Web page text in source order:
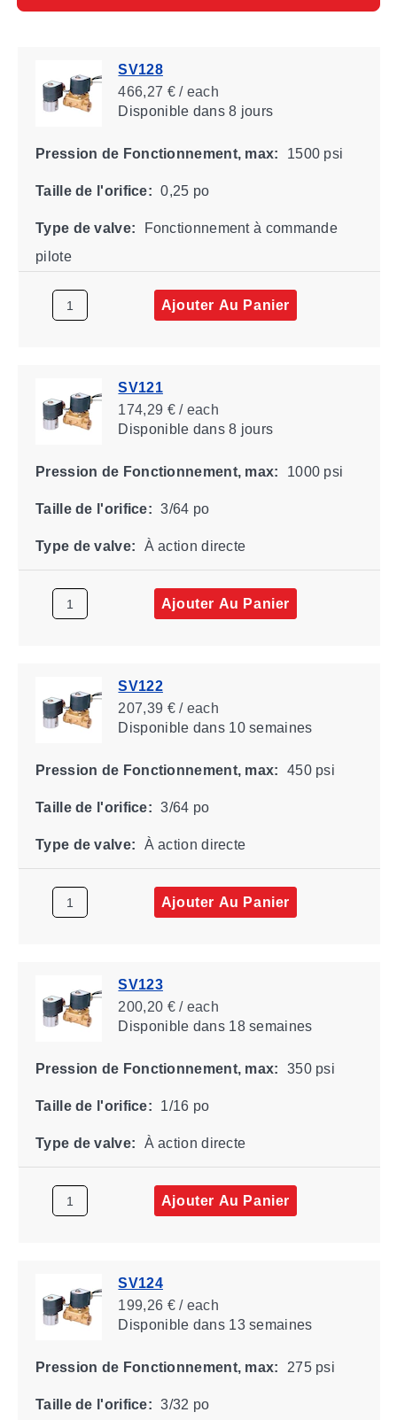
SV128
466,27 € / each
Disponibledans 8 jours
Pression de Fonctionnement, max: 1500 psi
Taille de l'orifice: 0,25 po
Type de valve:
Fonctionnement à commande
pilote
Ajouter Au Panier
SV121
174,29 € / each
Disponibledans 8 jours
Pression de Fonctionnement, max: 1000 psi
Taille de l'orifice: 3/64 po
Type de valve: À action directe
Ajouter Au Panier
SV122
207,39 € / each
Disponibledans 10 semaines
Pression de Fonctionnement, max: 450 psi
Taille de l'orifice: 3/64 po
Type de valve: À action directe
Ajouter Au Panier
SV123
200,20 € / each
Disponibledans 18 semaines
Pression de Fonctionnement, max: 350 psi
Taille de l'orifice: 1/16 po
Type de valve: À action directe
Ajouter Au Panier
SV124
199,26 € / each
Disponibledans 13 semaines
Pression de Fonctionnement, max: 275 psi
Taille de l'orifice: 3/32 po